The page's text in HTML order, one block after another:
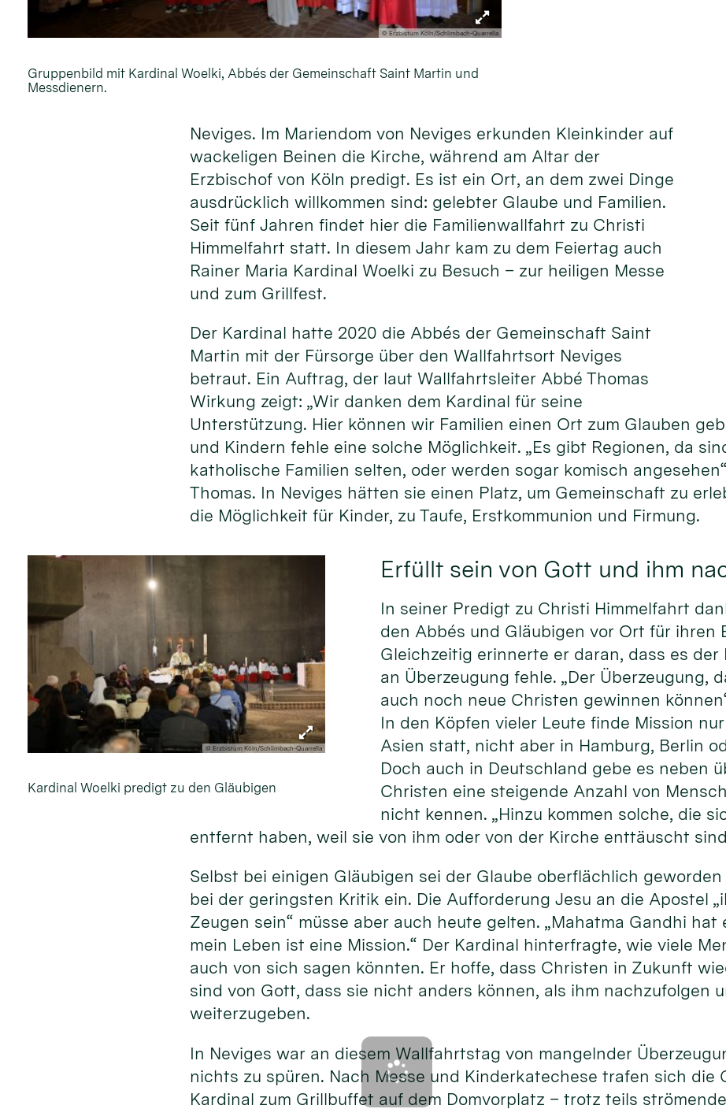
© Erzbistum Köln/Schlimbach-Quarrella
Gruppenbild mit Kardinal Woelki, Abbés der Gemeinschaft Saint Martin und
Messdienern.
Neviges. Im Mariendom von Neviges erkunden Kleinkinder auf
wackeligen Beinen die Kirche, während am Altar der
Erzbischof von Köln predigt. Es ist ein Ort, an dem zwei Dinge
ausdrücklich willkommen sind: gelebter Glaube und Familien.
Seit fünf Jahren findet hier die Familienwallfahrt zu Christi
Himmelfahrt statt. In diesem Jahr kam zu dem Feiertag auch
Rainer Maria Kardinal Woelki zu Besuch – zur heiligen Messe
und zum Grillfest.
Der Kardinal hatte 2020 die Abbés der Gemeinschaft Saint
Martin mit der Fürsorge über den Wallfahrtsort Neviges
betraut. Ein Auftrag, der laut Wallfahrtsleiter Abbé Thomas
Wirkung zeigt: „Wir danken dem Kardinal für seine
Unterstützung. Hier können wir Familien einen Ort zum Glauben
und Kindern fehle eine solche Möglichkeit. „Es gibt Regionen, da
katholische Familien selten, oder werden sogar komisch
Thomas. In Neviges hätten sie einen Platz, um Gemeinschaft zu
die Möglichkeit für Kinder, zu Taufe, Erstkommunion und Firmung.
© Erzbistum Köln/Schlimbach-Quarrella
Kardinal Woelki predigt zu den Gläubigen
Erfüllt sein von Gott und ihm
In seiner Predigt zu Christi Himmelfahrt
den Abbés und Gläubigen vor Ort für ihren
Gleichzeitig erinnerte er daran, dass es
an Überzeugung fehle. „Der Überzeugung,
auch noch neue Christen gewinnen
In den Köpfen vieler Leute finde Mission
Asien statt, nicht aber in Hamburg, Berlin
Doch auch in Deutschland gebe es neben
Christen eine steigende Anzahl von
nicht kennen. „Hinzu kommen solche, die
entfernt haben, weil sie von ihm oder von der Kirche enttäuscht
Selbst bei einigen Gläubigen sei der Glaube oberflächlich
bei der geringsten Kritik ein. Die Aufforderung Jesu an die Apostel
Zeugen sein“ müsse aber auch heute gelten. „Mahatma Gandhi hat
mein Leben ist eine Mission.“ Der Kardinal hinterfragte, wie viele
auch von sich sagen könnten. Er hoffe, dass Christen in Zukunft
sind von Gott, dass sie nicht anders können, als ihm nachzufolgen
weiterzugeben.
In Neviges war an diesem Wallfahrtstag von mangelnder
nichts zu spüren. Nach Messe und Kinderkatechese trafen sich die
Kardinal zum Grillbuffet auf dem Domvorplatz – trotz teils